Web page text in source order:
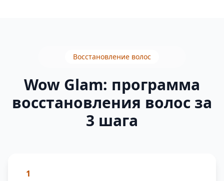
Восстановление волос
Wow Glam: программа
восстановления волос за
3 шага
1